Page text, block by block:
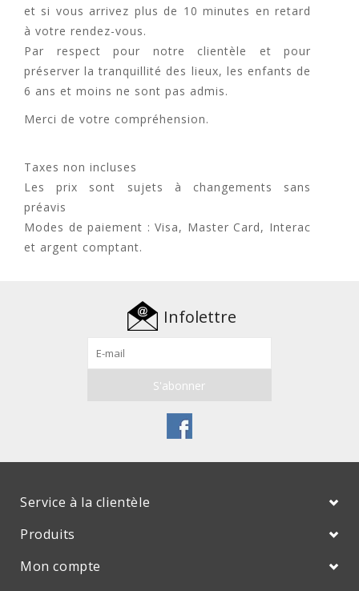
et si vous arrivez plus de 10 minutes en retard
à votre rendez-vous.
Par respect pour notre clientèle et pour
préserver la tranquillité des lieux, les enfants de
6 ans et moins ne sont pas admis.
Merci de votre compréhension.
Taxes non incluses
Les prix sont sujets à changements sans
préavis
Modes de paiement : Visa, Master Card, Interac
et argent comptant.
Infolettre
Service à la clientèle
Produits
Mon compte